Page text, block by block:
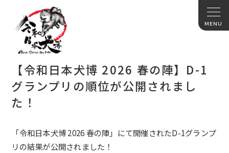
【令和日本犬博 2026 春の陣】D-1
グランプリの順位が公開されまし
た！
「令和日本犬博 2026 春の陣」にて開催されたD-1グランプ
リの結果が公開されました！